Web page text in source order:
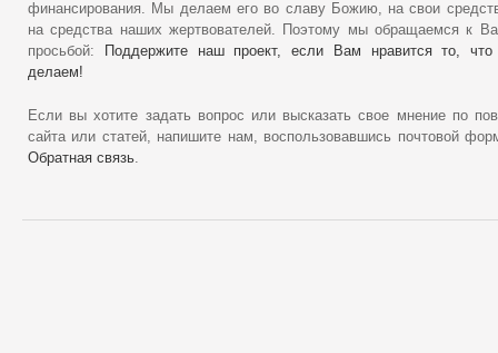
финансирования. Мы делаем его во славу Божию, на свои
на средства наших жертвователей. Поэтому мы обращаемся к
просьбой:
Поддержите наш проект, если Вам нравится то,
делаем!
Если вы хотите задать вопрос или высказать свое мнение по
сайта или статей, напишите нам, воспользовавшись почтовой
Обратная связь.